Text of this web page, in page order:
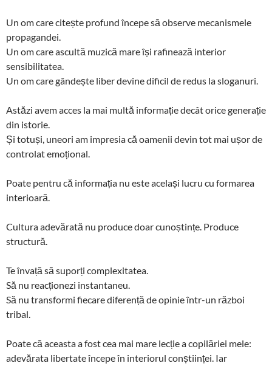
Un om care citește profund începe să observe mecanismele
propagandei.
Un om care ascultă muzică mare își rafinează interior
sensibilitatea.
Un om care gândește liber devine dificil de redus la sloganuri.
Astăzi avem acces la mai multă informație decât orice generație
din istorie.
Și totuși, uneori am impresia că oamenii devin tot mai ușor de
controlat emoțional.
Poate pentru că informația nu este același lucru cu formarea
interioară.
Cultura adevărată nu produce doar cunoștințe. Produce
structură.
Te învață să suporți complexitatea.
Să nu reacționezi instantaneu.
Să nu transformi fiecare diferență de opinie într-un război
tribal.
Poate că aceasta a fost cea mai mare lecție a copilăriei mele:
adevărata libertate începe în interiorul conștiinței. Iar